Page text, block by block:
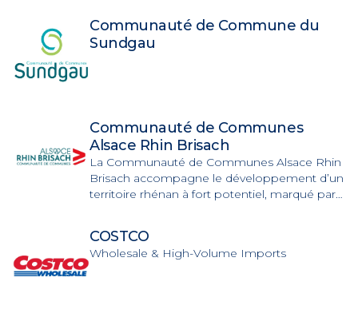
Communauté de Commune du
Sundgau
Communauté de Communes
Alsace Rhin Brisach
La Communauté de Communes Alsace Rhin
Brisach accompagne le développement d’un
territoire rhénan à fort potentiel, marqué par
transition.
COSTCO
Wholesale & High-Volume Imports